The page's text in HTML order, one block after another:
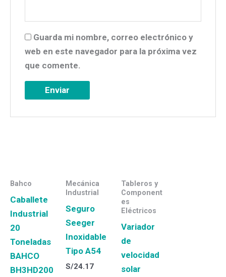
Guarda mi nombre, correo electrónico y
web en este navegador para la próxima vez
que comente.
Bahco
Caballete
Industrial
20
Toneladas
BAHCO
BH3HD200
Mecánica
Industrial
Seguro
Seeger
Inoxidable
Tipo A54
S/24.17
Tableros y
Component
es
Eléctricos
Variador
de
velocidad
solar